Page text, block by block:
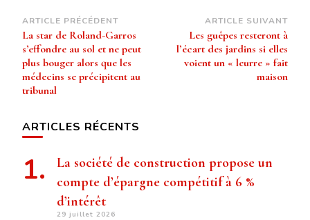
Navigation
d’article
ARTICLE PRÉCÉDENT
La star de Roland-Garros
s’effondre au sol et ne peut
plus bouger alors que les
médecins se précipitent au
tribunal
ARTICLE SUIVANT
Les guêpes resteront à
l’écart des jardins si elles
voient un « leurre » fait
maison
ARTICLES RÉCENTS
La société de construction propose un
compte d’épargne compétitif à 6 %
d’intérêt
29 juillet 2026